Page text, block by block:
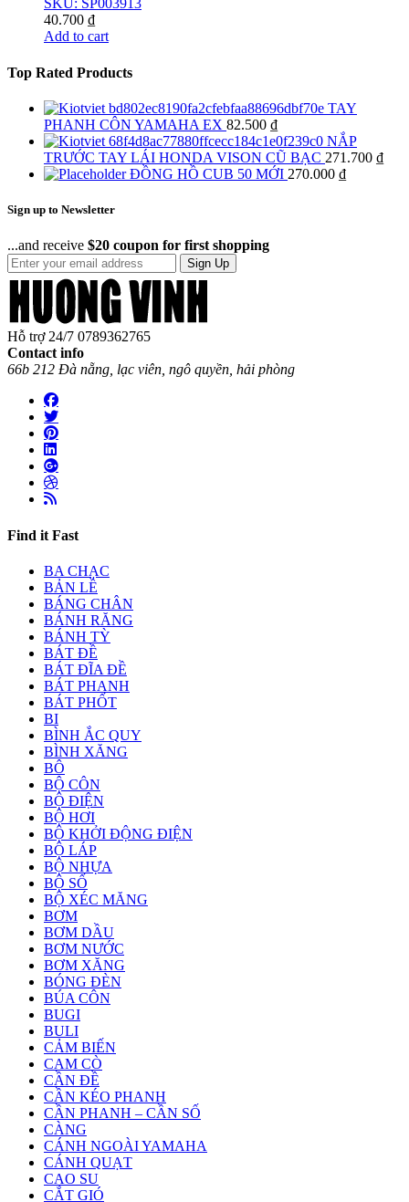
SKU: SP003913
40.700 ₫
Add to cart
Top Rated Products
TAY
PHANH CÔN YAMAHA EX 82.500 ₫
NẮP
TRƯỚC TAY LÁI HONDA VISON CŨ BẠC 271.700 ₫
ĐỒNG HỒ CUB 50 MỚI 270.000 ₫
Sign up to Newsletter
...and receive $20 coupon for first shopping
Sign Up
Hỗ trợ 24/7 0789362765
Contact info
66b 212 Đà nẵng, lạc viên, ngô quyền, hải phòng
Find it Fast
BA CHẠC
BẢN LỀ
BÁNG CHÂN
BÁNH RĂNG
BÁNH TỲ
BÁT ĐỀ
BÁT ĐĨA ĐỀ
BÁT PHANH
BÁT PHỐT
BI
BÌNH ẮC QUY
BÌNH XĂNG
BÔ
BỘ CÔN
BỘ ĐIỆN
BỘ HƠI
BỘ KHỞI ĐỘNG ĐIỆN
BỘ LÁP
BỘ NHỰA
BỘ SỐ
BỘ XÉC MĂNG
BƠM
BƠM DẦU
BƠM NƯỚC
BƠM XĂNG
BÓNG ĐÈN
BÚA CÔN
BUGI
BULI
CẢM BIẾN
CAM CÒ
CẦN ĐỀ
CẦN KÉO PHANH
CẦN PHANH – CẦN SỐ
CÀNG
CÁNH NGOÀI YAMAHA
CÁNH QUẠT
CAO SU
CẮT GIÓ